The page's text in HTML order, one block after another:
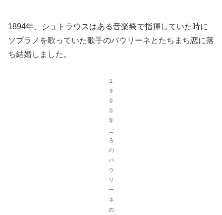
1894年、シュトラウスはある音楽祭で指揮していた時に
ソプラノを歌っていた歌手のパウリーネとたちまち恋に落
ち結婚しました。
1
9
0
0
年
ご
ろ
の
パ
ウ
リ
ー
ネ
の